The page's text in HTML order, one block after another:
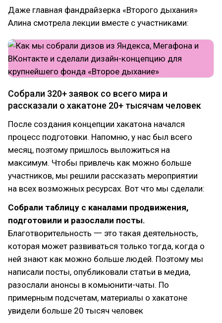
Даже главная фандрайзерка «Второго дыхания»
Алина смотрела лекции вместе с участниками:
Собрали 320+ заявок со всего мира и
рассказали о хакатоне 20+ тысячам человек
После создания концепции хакатона начался
процесс подготовки. Напомню, у нас был всего
месяц, поэтому пришлось выложиться на
максимум. Чтобы привлечь как можно больше
участников, мы решили рассказать мероприятии
на всех возможных ресурсах. Вот что мы сделали:
Собрали таблицу с каналами продвижения,
подготовили и разослали посты.
Благотворительность 一 это такая деятельность,
которая может развиваться только тогда, когда о
ней знают как можно больше людей. Поэтому мы
написали посты, опубликовали статьи в медиа,
разослали анонсы в комьюнити-чаты. По
примерным подсчетам, материалы о хакатоне
увидели больше 20 тысяч человек